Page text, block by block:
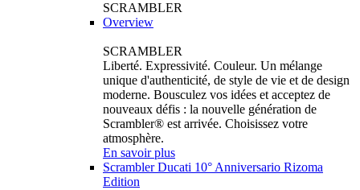
SCRAMBLER
Overview
SCRAMBLER
Liberté. Expressivité. Couleur. Un mélange
unique d'authenticité, de style de vie et de design
moderne. Bousculez vos idées et acceptez de
nouveaux défis : la nouvelle génération de
Scrambler® est arrivée. Choisissez votre
atmosphère.
En savoir plus
Scrambler Ducati 10° Anniversario Rizoma
Edition